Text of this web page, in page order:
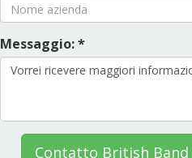
Messaggio: *
Contatto British